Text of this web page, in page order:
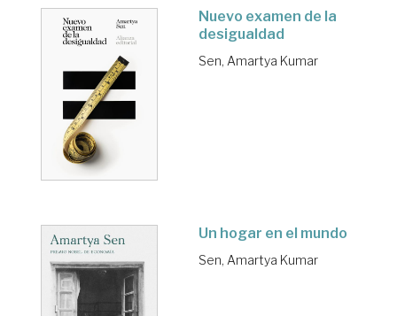
Nuevo examen de la
desigualdad
Sen, Amartya Kumar
Un hogar en el mundo
Sen, Amartya Kumar